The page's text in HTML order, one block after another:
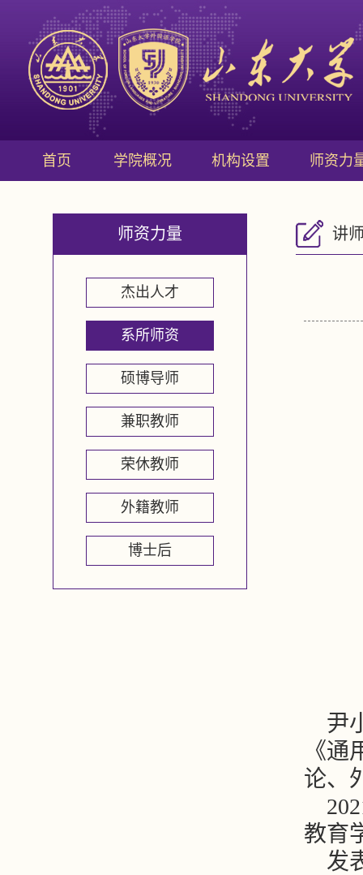
首页 学院概况 机构设置 师资力
师资力量
杰出人才
系所师资
硕博导师
兼职教师
荣休教师
外籍教师
博士后
讲
尹
《
论、
教育
发